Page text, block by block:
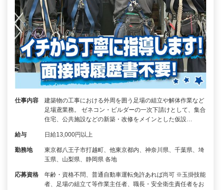
仕事内容
建築物の工事における外周を囲う足場の組立や解体作業など
足場鳶業務。 ゼネコン・ビルダーの一次下請けとして、集合
住宅、公共施設などの新築・改修をメインとした仮設…
給与 日給13,000円以上
勤務地
東京都八王子市打越町、他東京都内、神奈川県、千葉県、埼
玉県、山梨県、静岡県 各地
応募資格
年齢・資格不問、普通自動車運転免許あれば尚可 ※玉掛技能
者、足場の組立て等作業主任者、職長・安全衛生責任者をお